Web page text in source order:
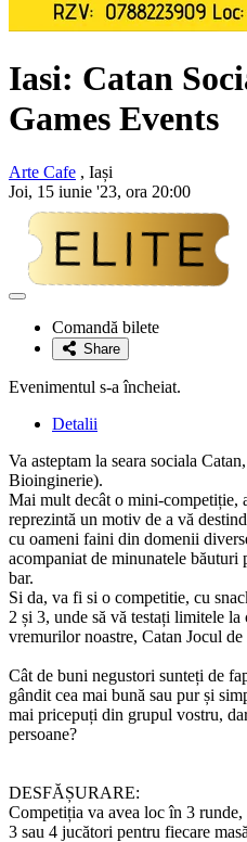
Iasi: Catan
Games Events
Arte Cafe , Iași
Joi, 15 iunie '23, ora 20:00
Adaugă
favoriteComandă bilete
Share
Evenimentul s-a încheiat.
Detalii
Va asteptam la seara sociala
Bioinginerie).
Mai mult decât o mini-competiție,
reprezintă un motiv de a vă
cu oameni faini din domenii
acompaniat de minunatele băuturi
bar.
Si da, va fi si o competitie, cu
2 și 3, unde să vă testați limitele
vremurilor noastre, Catan Jocul de
Cât de buni negustori sunteți de
gândit cea mai bună sau pur și
mai pricepuți din grupul vostru,
persoane?
DESFĂȘURARE:
Competiția va avea loc în 3 runde,
3 sau 4 jucători pentru fiecare